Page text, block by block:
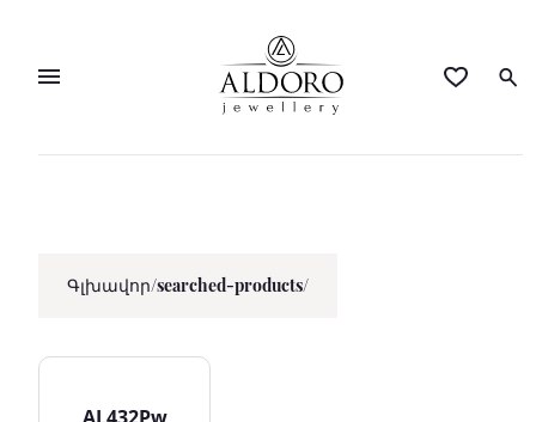
Գլխավոր/searched-products/